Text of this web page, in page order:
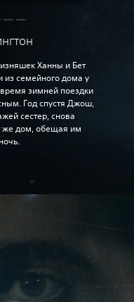
Ханны и Бет
из семейного дома у
зимней поездки
Год спустя Джош,
сестер, снова
же дом, обещая им